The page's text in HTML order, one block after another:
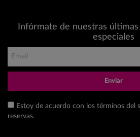
Infórmate de nuestras
especiales
Enviar
Estoy de acuerdo con los términos del
reservas.